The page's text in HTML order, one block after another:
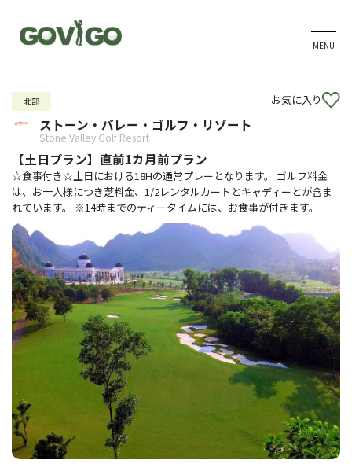
MENU
北部 お気に入り
ストーン・バレー・ゴルフ・リゾート
Stone Valley Golf Resort
【土日プラン】直前1カ月前プラン
☆食事付き☆土日における18Hの通常プレーとなります。 ゴルフ料金
は、お一人様につき芝料金、1/2レンタルカートとキャディーとが含ま
れています。 ※14時までのティータイムには、お食事が付きます。